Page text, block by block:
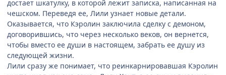
достает шкатулку, в которой лежит записка, написанная на
чешском. Переведя ее, Лили узнает новые детали.
Оказывается, что Кэролин заключила сделку с демоном,
договорившись, что через несколько веков, он вернется,
чтобы вместо ее души в настоящем, забрать ее душу из
следующей жизни.
Лили сразу же понимает, что реинкарнировавшая Кэролин